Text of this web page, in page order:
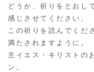
どうか、祈りをとおし
感じさせてください。
この祈りを読んでくだ
満たされますように。
主イエス・キリストの
ン。